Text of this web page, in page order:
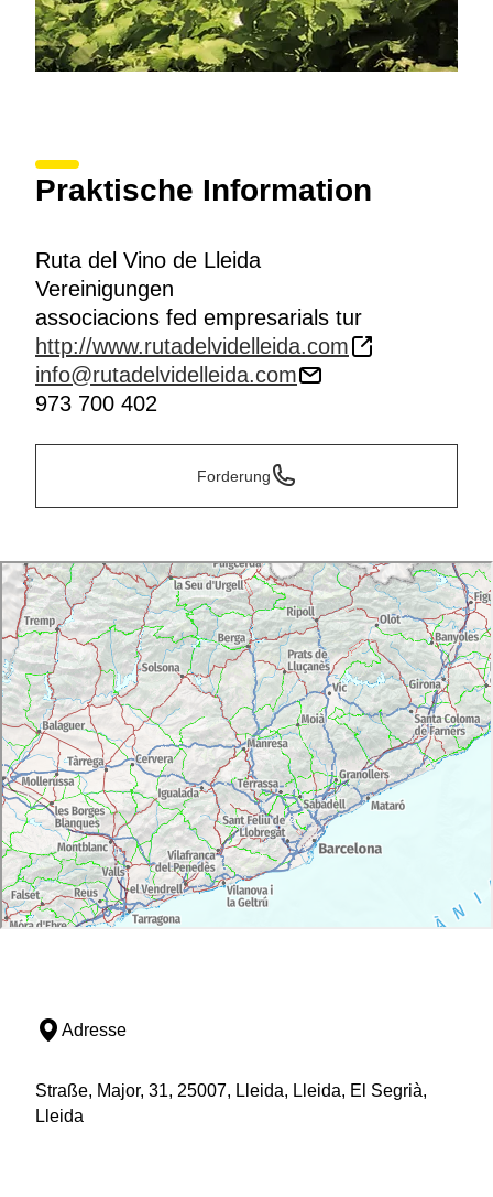
Praktische Information
Ruta del Vino de Lleida
Vereinigungen
associacions fed empresarials tur
http://www.rutadelvidelleida.com
info@rutadelvidelleida.com
973 700 402
Forderung
Adresse
Straße, Major, 31, 25007, Lleida, Lleida, El Segrià,
Lleida